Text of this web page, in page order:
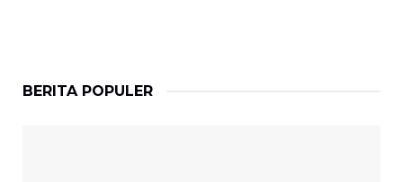
BERITA POPULER